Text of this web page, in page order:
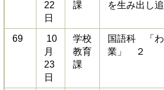
22
日
課 を生み出し
69
10
月
23
日
学校
教育
課
国語科 「わ
業」 ２